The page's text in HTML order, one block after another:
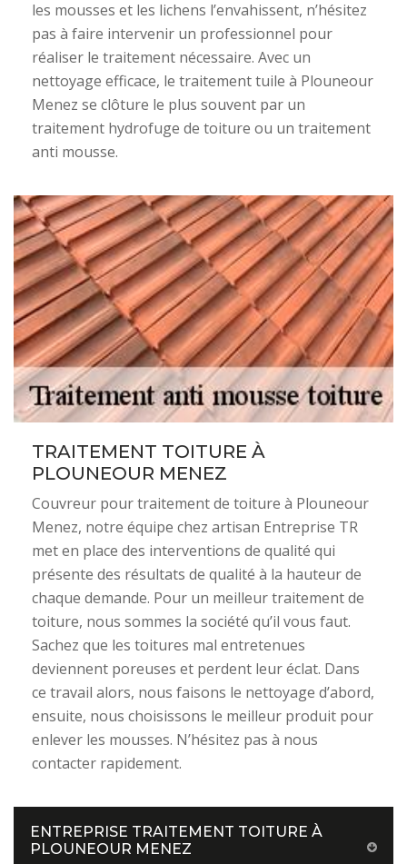
les mousses et les lichens l’envahissent, n’hésitez
pas à faire intervenir un professionnel pour
réaliser le traitement nécessaire. Avec un
nettoyage efficace, le traitement tuile à Plouneour
Menez se clôture le plus souvent par un
traitement hydrofuge de toiture ou un traitement
anti mousse.
TRAITEMENT TOITURE À
PLOUNEOUR MENEZ
Couvreur pour traitement de toiture à Plouneour
Menez, notre équipe chez artisan Entreprise TR
met en place des interventions de qualité qui
présente des résultats de qualité à la hauteur de
chaque demande. Pour un meilleur traitement de
toiture, nous sommes la société qu’il vous faut.
Sachez que les toitures mal entretenues
deviennent poreuses et perdent leur éclat. Dans
ce travail alors, nous faisons le nettoyage d’abord,
ensuite, nous choisissons le meilleur produit pour
enlever les mousses. N’hésitez pas à nous
contacter rapidement.
ENTREPRISE TRAITEMENT TOITURE À
PLOUNEOUR MENEZ